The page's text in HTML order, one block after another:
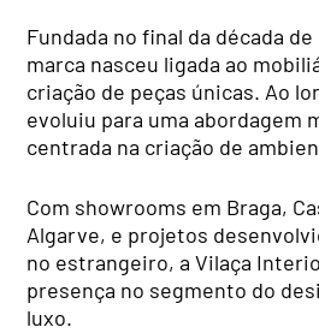
Fundada no final da década de
marca nasceu ligada ao
criação de peças únicas. Ao
evoluiu para uma abordagem
centrada na criação de
Com showrooms em Braga,
Algarve, e projetos
no estrangeiro, a Vilaça
presença no segmento do
luxo.